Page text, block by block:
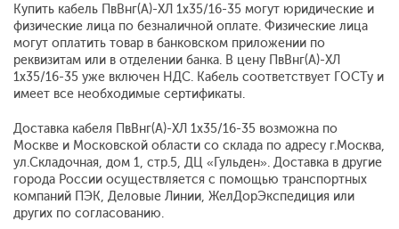
Купить кабель ПвВнг(А)-ХЛ 1х35/16-35 могут юридические и
физические лица по безналичной оплате. Физические лица
могут оплатить товар в банковском приложении по
реквизитам или в отделении банка. В цену ПвВнг(А)-ХЛ
1х35/16-35 уже включен НДС. Кабель соответствует ГОСТу и
имеет все необходимые сертификаты.
Доставка кабеля ПвВнг(А)-ХЛ 1х35/16-35 возможна по
Москве и Московской области со склада по адресу г.Москва,
ул.Складочная, дом 1, стр.5, ДЦ «Гульден». Доставка в другие
города России осуществляется с помощью транспортных
компаний ПЭК, Деловые Линии, ЖелДорЭкспедиция или
других по согласованию.